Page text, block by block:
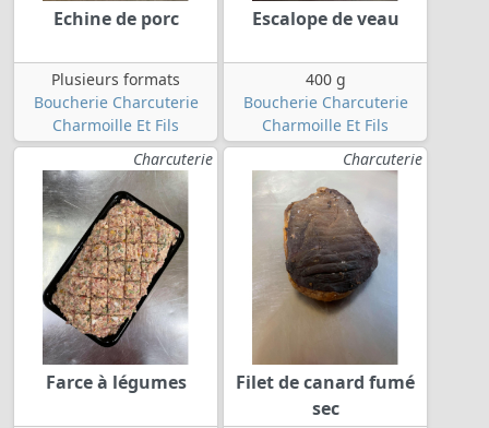
Echine de porc
Plusieurs formats
Boucherie Charcuterie
Charmoille Et Fils
Escalope de veau
400 g
Boucherie Charcuterie
Charmoille Et Fils
Charcuterie
Farce à légumes
Charcuterie
Filet de canard fumé
sec